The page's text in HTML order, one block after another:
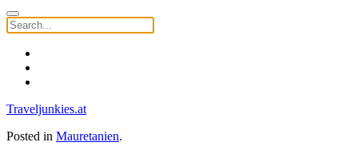
Traveljunkies.at
Posted in Mauretanien.